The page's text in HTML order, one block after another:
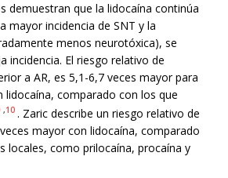
demuestran que la lidocaína continúa
mayor incidencia de SNT y la
menos neurotóxica), se
incidencia. El riesgo relativo de
a AR, es 5,1-6,7 veces mayor para
lidocaína, comparado con los que
,10 . Zaric describe un riesgo relativo de
mayor con lidocaína, comparado
locales, como prilocaína, procaína y